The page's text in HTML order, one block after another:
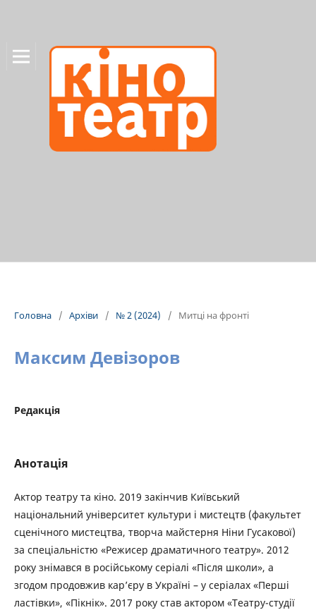
Головна / Архіви / № 2 (2024) / Митці на фронті
Максим Девізоров
Редакція
Анотація
Актор театру та кіно. 2019 закінчив Київський
національний університет культури і мистецтв (факультет
сценічного мистецтва, творча майстерня Ніни Гусакової)
за спеціальністю «Режисер драматичного театру». 2012
року знімався в російському серіалі «Після школи», а
згодом продовжив кар’єру в Україні – у серіалах «Перші
ластівки», «Пікнік». 2017 року став актором «Театру-студії